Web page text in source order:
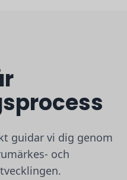
guidar vi dig genom
och